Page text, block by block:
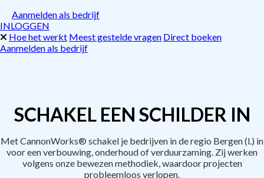
Aanmelden als bedrijf
INLOGGEN
Hoe het werkt Meest gestelde vragen Direct boeken
Aanmelden als bedrijf
SCHAKEL EEN SCHILDER IN
Met CannonWorks® schakel je bedrijven in de regio Bergen (l.) in
voor een verbouwing, onderhoud of verduurzaming. Zij werken
volgens onze bewezen methodiek, waardoor projecten
probleemloos verlopen.